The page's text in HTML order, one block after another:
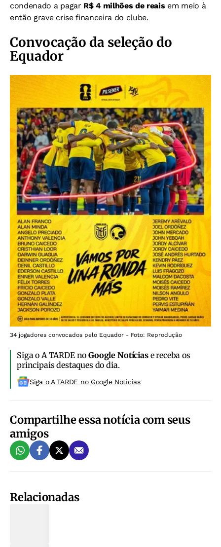
condenado a pagar R$ 4 milhões de reais em meio à
então grave crise financeira do clube.
Convocação da seleção do
Equador
34 jogadores convocados pelo Equador - Foto: Reprodução
Siga o A TARDE noGoogle Notíciase receba os
principais destaques do dia.
Siga o A TARDE no Google Noticias
Compartilhe essa notícia com seus
amigos
Relacionadas